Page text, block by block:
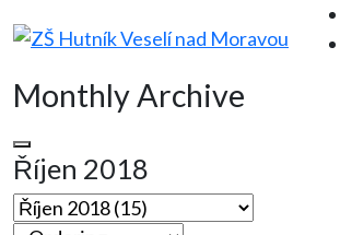
Monthly Archive
Říjen 2018